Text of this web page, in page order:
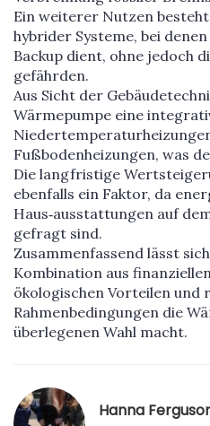
Ein weiterer Nutzen
hybrider Systeme, bei
Backup dient, ohne jedoch
gefährden.
Aus Sicht der
Wärmepumpe eine
Fußbodenheizungen, was
Die langfristige
ebenfalls ein Faktor, da
Haus‑ausstattungen auf
gefragt sind.
Zusammenfassend lässt
Kombination aus
ökologischen Vorteilen und
Rahmenbedingungen die
überlegenen Wahl macht.
Hanna